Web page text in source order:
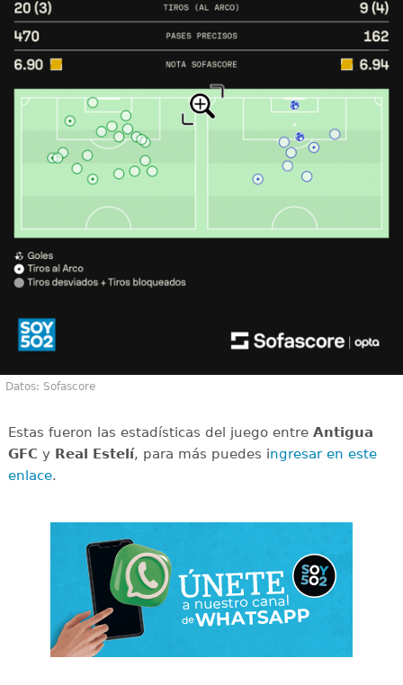
Datos: Sofascore
Estas fueron las estadísticas del juego entre Antigua
GFC y Real Estelí, para más puedes ingresar en este
enlace.